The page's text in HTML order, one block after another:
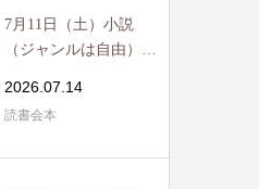
7月11日（土）小説
（ジャンルは自由）限
2026.07.14
読書会本